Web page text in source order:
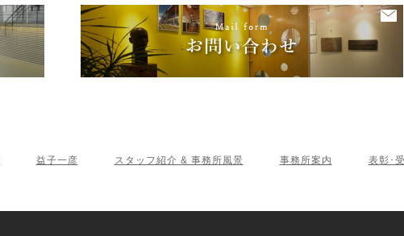
益子一彦 スタッフ紹介 & 事務所風景 事務所案内 表彰･